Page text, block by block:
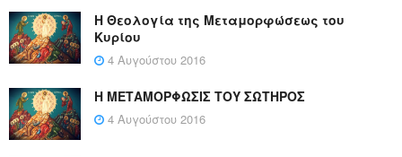
Η Θεολογία της Μεταμορφώσεως του
Κυρίου
4 Αυγούστου 2016
Η ΜΕΤΑΜΟΡΦΩΣΙΣ ΤΟΥ ΣΩΤΗΡΟΣ
4 Αυγούστου 2016